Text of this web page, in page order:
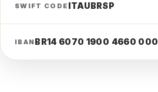
SWIFT CODE ITAUBRSP
IBANBR14 6070 1900 4660